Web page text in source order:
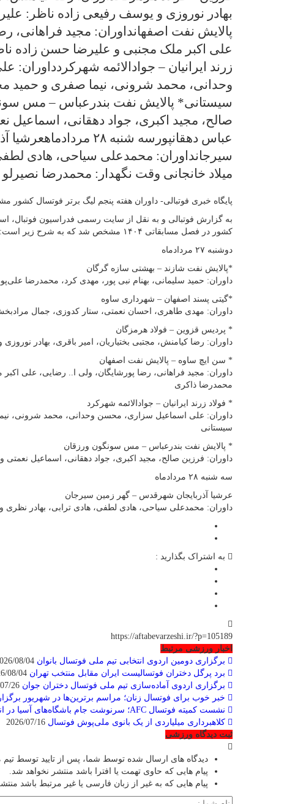
بهادر نوروزی و یوسف رفیعی زاده ناظر:
پالایش نفت اصفهانداوران: مجید فراهانی،
علی اکبر ملک مجنبی و علیرضا حسن زاده
زرند ایرانیان – جوادالائمه
وحدانی، محمد شرونی، نیما صفری و حمید
سیستانی* پالایش نفت بندرعباس – مس
صالح، مجید اکبری، جواد دهقانی، اسماعیل
عباس دهقانپورسه شنبه
سیرجانداوران: محمدعلی سیاحی، هادی
میلاد خانجانی وقت نگهدار: محمدرضا نصیرلو
پایگاه خبری فوتبالی- داوران هفته پنجم لیگ برتر فوتسال کشور
به گزارش فوتبالی و به نقل از سایت رسمی فدراسیون فوتبال،
کشور در فصل مسابقاتی ۱۴۰۴ مشخص شد که به شرح زیر است:
دوشنبه ۲۷ مردادماه
*‌‌‌‌‌‌‌پالایش نفت شازند – بهشتی سازه گرگان
داوران: حمید سلیمانی، بهنام نبی پور، مهدی کرد، محمدرضا
*گیتی پسند اصفهان – شهرداری ساوه
داوران: مهدی طاهری، احسان نعمتی، ستار کدوزی، جمال
* پردیس قزوین – فولاد هرمزگان
داوران: رضا کیامنش، مجتبی بختیاریان، امیر باقری، بهادر
* سن ایچ ساوه – پالایش نفت اصفهان
داوران: مجید فراهانی، رضا پورشایگان، ولی ا.. رضایی، علی
محمدرضا ذاکری
* فولاد زرند ایرانیان – جوادالائمه شهرکرد
داوران: علی اسماعیل سزاری، محسن وحدانی، محمد شرونی،
سیستانی
* پالایش نفت بندرعباس – مس سونگون ورزقان
داوران: فرزین صالح، مجید اکبری، جواد دهقانی، اسماعیل نعمتی
سه شنبه ۲۸ مردادماه
عرشیا آذربایجان شهرقدس – گهر زمین سیرجان
داوران: محمدعلی سیاحی، هادی لطفی، هادی ترابی، بهادر نظری
به اشتراک بگذارید :
https://aftabevarzeshi.ir/?p=105189
اخبار ورزشی مرتبط
برگزاری دومین اردوی انتخابی تیم ملی فوتسال بانوان
برد پرگل دختران فوتسالیست ایران مقابل منتخب تهران
برگزاری اردوی آماده‌سازی تیم ملی فوتسال دختران جوان
خبر خوب برای فوتسال زنان؛ مراسم برترین‌ها در شهریور
نشست کمیته فوتسال AFC؛ سرنوشت جام باشگاه‌های آسیا در انتظار تصمیم نهایی
کلاهبرداری میلیاردی از یک بانوی ملی‌پوش فوتسال
ثبت دیدگاه ورزشی
دیدگاه های ارسال شده توسط شما، پس از تایید توسط
پیام هایی که حاوی تهمت یا افترا باشد منتشر نخواهد شد.
پیام هایی که به غیر از زبان فارسی یا غیر مرتبط باشد